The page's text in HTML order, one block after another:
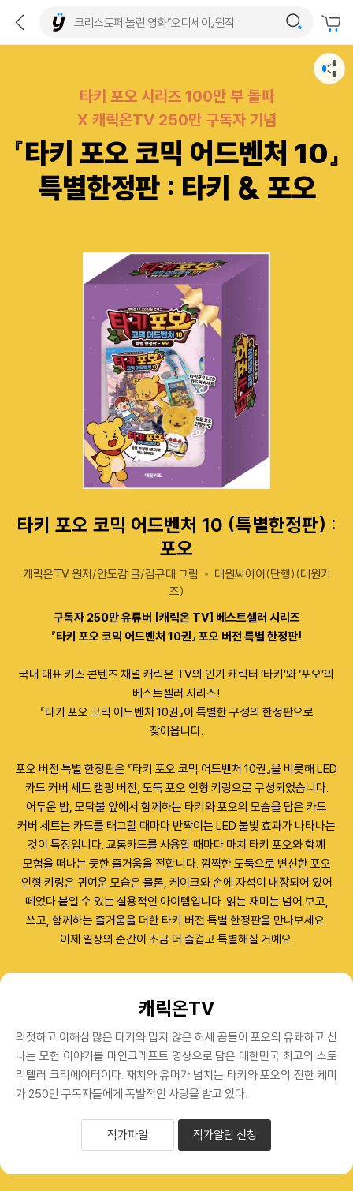
타키 포오 시리즈 100만 부 돌파
X 캐릭온TV 250만 구독자 기념
『타키 포오 코믹 어드벤처 10』
특별한정판 : 타키 & 포오
타키 포오 코믹 어드벤처 10 (특별한정판) :
포오
캐릭온TV 원저/안도감 글/김규태 그림
대원씨아이(단행)(대원키
즈)
구독자 250만 유튜버 [캐릭온 TV] 베스트셀러 시리즈
『타키 포오 코믹 어드벤처 10권』 포오 버전 특별 한정판!
국내 대표 키즈 콘텐츠 채널 캐릭온 TV의 인기 캐릭터 ‘타키’와 ‘포오’의
베스트셀러 시리즈!
『타키 포오 코믹 어드벤처 10권』이 특별한 구성의 한정판으로
찾아옵니다.
포오 버전 특별 한정판은 『타키 포오 코믹 어드벤처 10권』을 비롯해 LED
카드 커버 세트 캠핑 버전, 도둑 포오 인형 키링으로 구성되었습니다.
어두운 밤, 모닥불 앞에서 함께하는 타키와 포오의 모습을 담은 카드
커버 세트는 카드를 태그할 때마다 반짝이는 LED 불빛 효과가 나타나는
것이 특징입니다. 교통카드를 사용할 때마다 마치 타키 포오와 함께
모험을 떠나는 듯한 즐거움을 전합니다. 깜찍한 도둑으로 변신한 포오
인형 키링은 귀여운 모습은 물론, 케이크와 손에 자석이 내장되어 있어
떼었다 붙일 수 있는 실용적인 아이템입니다. 읽는 재미는 넘어 보고,
쓰고, 함께하는 즐거움을 더한 타키 버전 특별 한정판을 만나보세요.
이제 일상의 순간이 조금 더 즐겁고 특별해질 거예요.
캐릭온TV
의젓하고 이해심 많은 타키와 밉지 않은 허세 곰돌이 포오의 유쾌하고 신
나는 모험 이야기를 마인크래프트 영상으로 담은 대한민국 최고의 스토
리텔러 크리에이터이다. 재치와 유머가 넘치는 타키와 포오의 진한 케미
가 250만 구독자들에게 폭발적인 사랑을 받고 있다.
작가파일 작가알림 신청